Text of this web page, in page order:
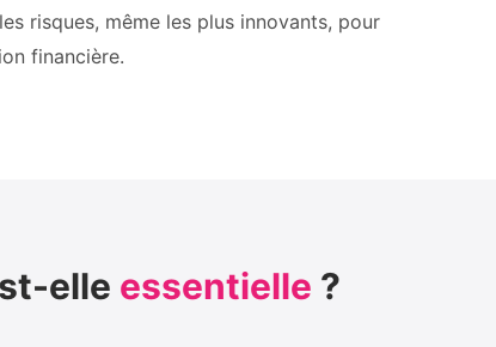
risques, même les plus innovants, pour
financière.
elle essentielle ?